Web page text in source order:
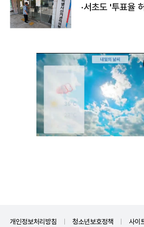
·서초도 '투표율
개인정보처리방침 청소년보호정책 사이